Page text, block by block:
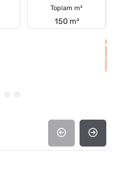
Toplam m²
150 m²